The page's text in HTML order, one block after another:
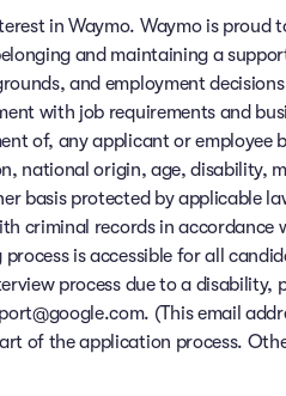
in Waymo. Waymo is
and maintaining a
and employment
with job requirements and
of, any applicant or employee
national origin, age, disability,
basis protected by applicable
criminal records in accordance
is accessible for all
process due to a disability,
(This email
of the application process.